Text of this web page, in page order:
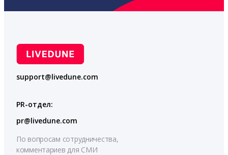
support@livedune.com
PR-отдел:
pr@livedune.com
По вопросам сотрудничества,
комментариев для СМИ